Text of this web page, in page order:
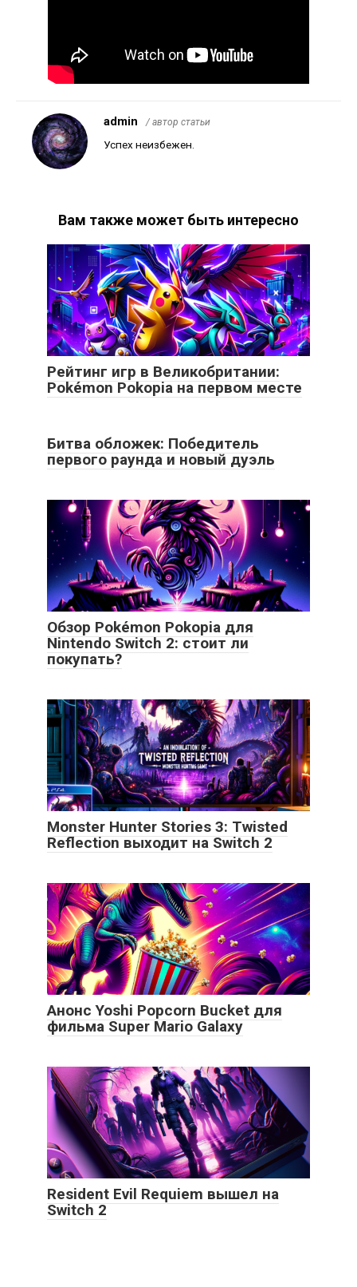
admin / автор статьи
Успех неизбежен.
Вам также может быть интересно
Рейтинг игр в Великобритании:
Pokémon Pokopia на первом месте
Битва обложек: Победитель
первого раунда и новый дуэль
Обзор Pokémon Pokopia для
Nintendo Switch 2: стоит ли
покупать?
Monster Hunter Stories 3: Twisted
Reflection выходит на Switch 2
Анонс Yoshi Popcorn Bucket для
фильма Super Mario Galaxy
Resident Evil Requiem вышел на
Switch 2